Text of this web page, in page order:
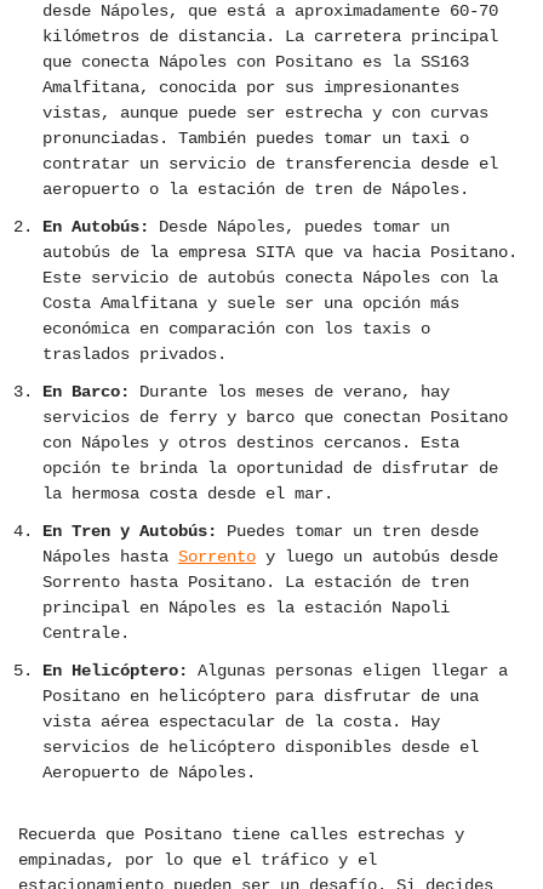
desde Nápoles, que está a aproximadamente 60-70
kilómetros de distancia. La carretera principal
que conecta Nápoles con Positano es la SS163
Amalfitana, conocida por sus impresionantes
vistas, aunque puede ser estrecha y con curvas
pronunciadas. También puedes tomar un taxi o
contratar un servicio de transferencia desde el
aeropuerto o la estación de tren de Nápoles.
En Autobús:
Desde Nápoles, puedes tomar un
autobús de la empresa SITA que va hacia Positano.
Este servicio de autobús conecta Nápoles con la
Costa Amalfitana y suele ser una opción más
económica en comparación con los taxis o
traslados privados.
En Barco:
Durante los meses de verano, hay
servicios de ferry y barco que conectan Positano
con Nápoles y otros destinos cercanos. Esta
opción te brinda la oportunidad de disfrutar de
la hermosa costa desde el mar.
En Tren y Autobús:
Puedes tomar un tren desde
Nápoles hasta Sorrento y luego un autobús desde
Sorrento hasta Positano. La estación de tren
principal en Nápoles es la estación Napoli
Centrale.
En Helicóptero:
Algunas personas eligen llegar a
Positano en helicóptero para disfrutar de una
vista aérea espectacular de la costa. Hay
servicios de helicóptero disponibles desde el
Aeropuerto de Nápoles.
Recuerda que Positano tiene calles estrechas y
empinadas, por lo que el tráfico y el